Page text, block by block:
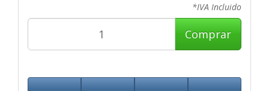
*IVA Incluido
Comprar